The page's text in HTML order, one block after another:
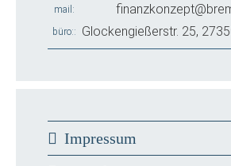
mail
büro: Glockengießerstr. 25,
Impressum